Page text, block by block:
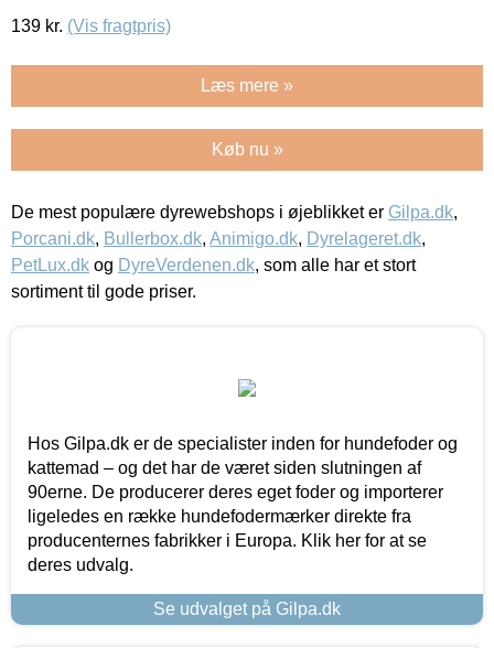
139 kr. (Vis fragtpris)
Læs mere »
Køb nu »
De mest populære dyrewebshops i øjeblikket er Gilpa.dk,
Porcani.dk, Bullerbox.dk, Animigo.dk, Dyrelageret.dk,
PetLux.dk og DyreVerdenen.dk, som alle har et stort
sortiment til gode priser.
Hos Gilpa.dk er de specialister inden for hundefoder og
kattemad – og det har de været siden slutningen af
90erne. De producerer deres eget foder og importerer
ligeledes en række hundefodermærker direkte fra
producenternes fabrikker i Europa. Klik her for at se
deres udvalg.
Se udvalget på Gilpa.dk